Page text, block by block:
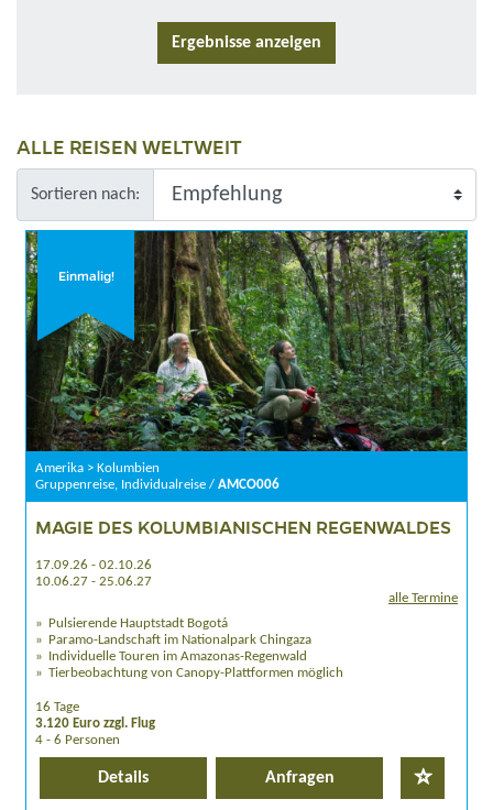
ALLE REISEN WELTWEIT
Sortieren nach:
Einmalig!
Amerika > Kolumbien
Gruppenreise, Individualreise / AMCO006
MAGIE DES KOLUMBIANISCHEN REGENWALDES
17.09.26 - 02.10.26
10.06.27 - 25.06.27
alle Termine
Pulsierende Hauptstadt Bogotá
Paramo-Landschaft im Nationalpark Chingaza
Individuelle Touren im Amazonas-Regenwald
Tierbeobachtung von Canopy-Plattformen möglich
16 Tage
3.120 Euro zzgl. Flug
4 - 6 Personen
Details Anfragen